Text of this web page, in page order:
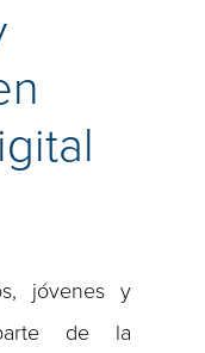
jóvenes y
de la